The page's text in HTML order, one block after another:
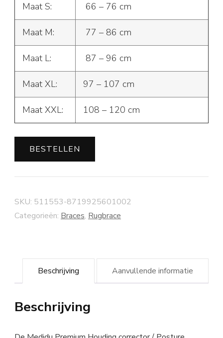
Maat S: 66 – 76 cm
Maat M: 77 – 86 cm
Maat L: 87 – 96 cm
Maat XL: 97 – 107 cm
Maat XXL: 108 – 120 cm
BESTELLEN
SKU: 511553-8719925601002
Categorieën: Braces, Rugbrace
Beschrijving Aanvullende informatie
Beschrijving